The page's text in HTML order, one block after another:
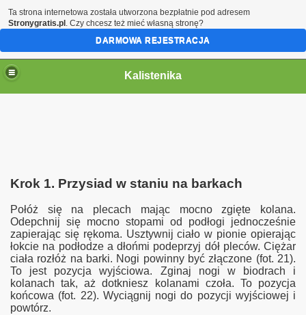
Kalistenika
Krok 1. Przysiad w staniu na barkach
Połóż się na plecach mając mocno zgięte kolana.
Odepchnij się mocno stopami od podłogi jednocześnie
zapierając się rękoma. Usztywnij ciało w pionie opierając
łokcie na podłodze a dłońmi podeprzyj dół pleców. Ciężar
ciała rozłóż na barki. Nogi powinny być złączone (fot. 21).
To jest pozycja wyjściowa. Zginaj nogi w biodrach i
kolanach tak, aż dotkniesz kolanami czoła. To pozycja
końcowa (fot. 22). Wyciągnij nogi do pozycji wyjściowej i
powtórz.
Ta strona internetowa została utworzona bezpłatnie pod adresem
Stronygratis.pl . Czy chcesz też mieć własną stronę?
DARMOWA REJESTRACJA